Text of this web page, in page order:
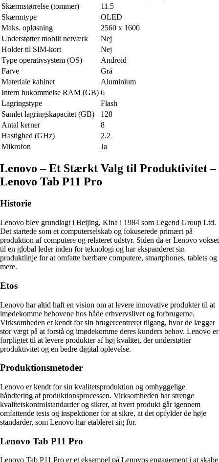
Skærmstørrelse (tommer)
11.5
Skærmtype
OLED
Maks. opløsning
2560 x 1600
Understøtter mobilt netværk
Nej
Holder til SIM-kort
Nej
Type operativsystem (OS)
Android
Farve
Grå
Materiale kabinet
Aluminium
Intern hukommelse RAM (GB) 6
Lagringstype
Flash
Samlet lagringskapacitet (GB)
128
Antal kerner
8
Hastighed (GHz)
2.2
Mikrofon
Ja
Lenovo – Et Stærkt Valg til Produktivitet –
Lenovo Tab P11 Pro
Historie
Lenovo blev grundlagt i Beijing, Kina i 1984 som Legend Group Ltd.
Det startede som et computerselskab og fokuserede primært på
produktion af computere og relateret udstyr. Siden da er Lenovo vokset
til en global leder inden for teknologi og har ekspanderet sin
produktlinje for at omfatte bærbare computere, smartphones, tablets og
mere.
Etos
Lenovo har altid haft en vision om at levere innovative produkter til at
imødekomme behovene hos både erhvervslivet og forbrugerne.
Virksomheden er kendt for sin brugercentreret tilgang, hvor de lægger
stor vægt på at forstå og imødekomme deres kunders behov. Lenovo er
forpligtet til at levere produkter af høj kvalitet, der understøtter
produktivitet og en bedre digital oplevelse.
Produktionsmetoder
Lenovo er kendt for sin kvalitetsproduktion og omhyggelige
håndtering af produktionsprocessen. Virksomheden har strenge
kvalitetskontrolstandarder og sikrer, at hvert produkt går igennem
omfattende tests og inspektioner for at sikre, at det opfylder de høje
standarder, som Lenovo har etableret sig for.
Lenovo Tab P11 Pro
Lenovo Tab P11 Pro er et eksempel på Lenovos engagement i at skabe